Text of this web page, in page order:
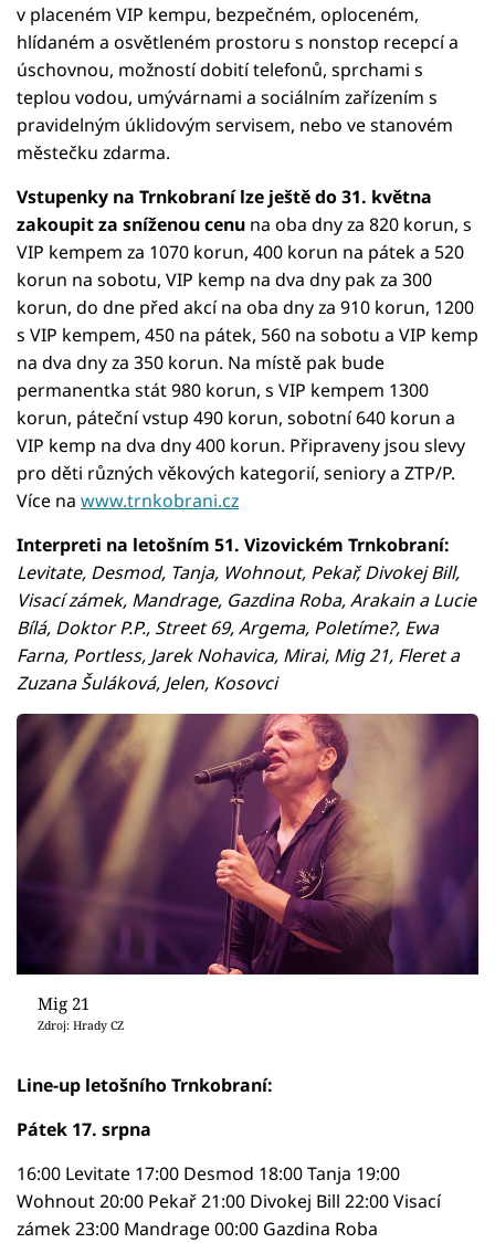
v placeném VIP kempu, bezpečném, oploceném,
hlídaném a osvětleném prostoru s nonstop recepcí a
úschovnou, možností dobití telefonů, sprchami s
teplou vodou, umývárnami a sociálním zařízením s
pravidelným úklidovým servisem, nebo ve stanovém
městečku zdarma.
Vstupenky na Trnkobraní lze ještě do 31. května
zakoupit za sníženou cenu na oba dny za 820 korun, s
VIP kempem za 1070 korun, 400 korun na pátek a 520
korun na sobotu, VIP kemp na dva dny pak za 300
korun, do dne před akcí na oba dny za 910 korun, 1200
s VIP kempem, 450 na pátek, 560 na sobotu a VIP kemp
na dva dny za 350 korun. Na místě pak bude
permanentka stát 980 korun, s VIP kempem 1300
korun, páteční vstup 490 korun, sobotní 640 korun a
VIP kemp na dva dny 400 korun. Připraveny jsou slevy
pro děti různých věkových kategorií, seniory a ZTP/P.
Více na www.trnkobrani.cz
Interpreti na letošním 51. Vizovickém Trnkobraní:
Levitate, Desmod, Tanja, Wohnout, Pekař, Divokej Bill,
Visací zámek, Mandrage, Gazdina Roba, Arakain a Lucie
Bílá, Doktor P.P., Street 69, Argema, Poletíme?, Ewa
Farna, Portless, Jarek Nohavica, Mirai, Mig 21, Fleret a
Zuzana Šuláková, Jelen, Kosovci
Mig 21
Zdroj: Hrady CZ
Line-up letošního Trnkobraní:
Pátek 17. srpna
16:00 Levitate 17:00 Desmod 18:00 Tanja 19:00
Wohnout 20:00 Pekař 21:00 Divokej Bill 22:00 Visací
zámek 23:00 Mandrage 00:00 Gazdina Roba